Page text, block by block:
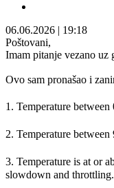
06.06.2026 | 19:18
Poštovani,
Imam pitanje vezano
Ovo sam pronašao i
1. Temperature
2. Temperature
3. Temperature is at or
slowdown and